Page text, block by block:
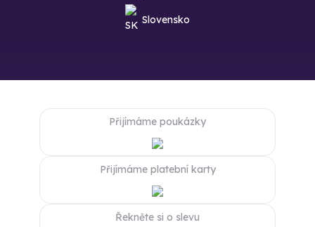
Slovensko
Přijímáme poukázky
Přijímáme platební karty
Řekněte si o slevu